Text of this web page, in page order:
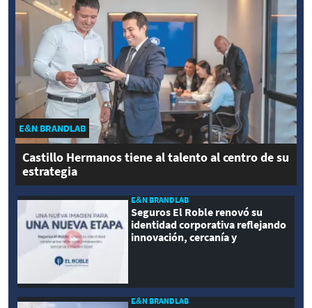
E&N BRANDLAB
Castillo Hermanos tiene al talento al centro de su
estrategia
E&N BRANDLAB
Seguros El Roble renovó su
identidad corporativa reflejando
innovación, cercanía y
E&N BRANDLAB